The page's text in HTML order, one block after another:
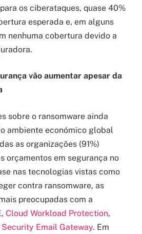
os ciberataques, quase 40%
esperada e, em alguns
nenhuma cobertura devido a
vão aumentar apesar da
sobre o ransomware ainda
ambiente económico global
as organizações (91%)
orçamentos em segurança no
nas tecnologias vistas como
contra ransomware, as
preocupadas com a
, Cloud Workload Protection,
Security Email Gateway. Em